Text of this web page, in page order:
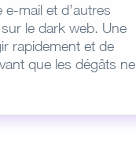
mail et d’autres
le dark web. Une
rapidement et de
que les dégâts ne